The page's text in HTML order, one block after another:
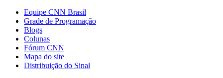
Equipe CNN Brasil
Grade de Programação
Blogs
Colunas
Fórum CNN
Mapa do site
Distribuição do Sinal